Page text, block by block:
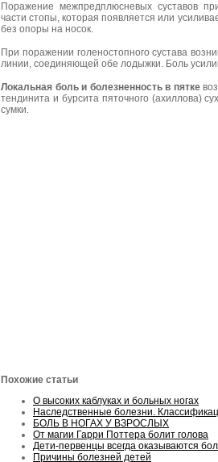
Поражение межпредплюсневых суставов
части стопы, которая появляется или
без опоры на носок.
При поражении голеностопного сустава
линии, соединяющей обе лодыжки. Боль
Локальная боль и болезненность в пятке
тендинита и бурсита пяточного (ахиллова)
сумки.
Похожие статьи
О высоких каблуках и больных ногах
Наследственные болезни.
БОЛЬ В НОГАХ У ВЗРОСЛЫХ
От магии Гарри Поттера болит голова
Дети-первенцы всегда оказываются
Причины болезней детей